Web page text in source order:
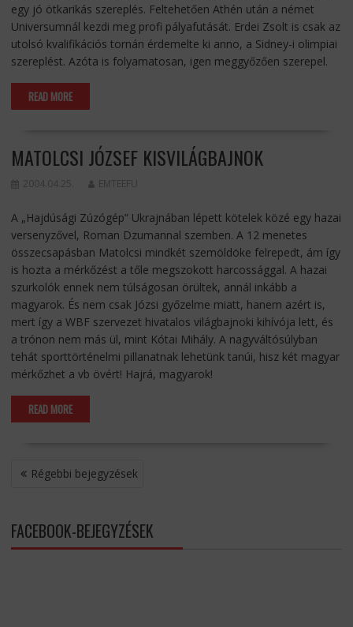
egy jó ötkarikás szereplés. Feltehetően Athén után a német
Universumnál kezdi meg profi pályafutását. Erdei Zsolt is csak az
utolsó kvalifikációs tornán érdemelte ki anno, a Sidney-i olimpiai
szereplést. Azóta is folyamatosan, igen meggyőzően szerepel.
READ MORE
MATOLCSI JÓZSEF KISVILÁGBAJNOK
2004.04.25. EMTEEFU
A „Hajdúsági Zúzógép” Ukrajnában lépett kötelek közé egy hazai
versenyzővel, Roman Dzumannal szemben. A 12 menetes
összecsapásban Matolcsi mindkét szemöldöke felrepedt, ám így
is hozta a mérkőzést a tőle megszokott harcossággal. A hazai
szurkolók ennek nem túlságosan örültek, annál inkább a
magyarok. És nem csak Józsi győzelme miatt, hanem azért is,
mert így a WBF szervezet hivatalos világbajnoki kihívója lett, és
a trónon nem más ül, mint Kótai Mihály. A nagyváltósúlyban
tehát sporttörténelmi pillanatnak lehetünk tanúi, hisz két magyar
mérkőzhet a vb övért! Hajrá, magyarok!
READ MORE
BEJEGYZÉS
NAVIGÁCIÓ
Régebbi bejegyzések
FACEBOOK-BEJEGYZÉSEK